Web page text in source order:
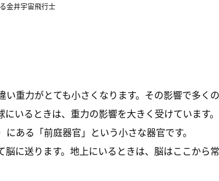
金井宇宙飛行士
重力がとても小さくなります。その影響で多く
いるときは、重力の影響を大きく受けています
ある「前庭器官」という小さな器官です。
に送ります。地上にいるときは、脳はここから